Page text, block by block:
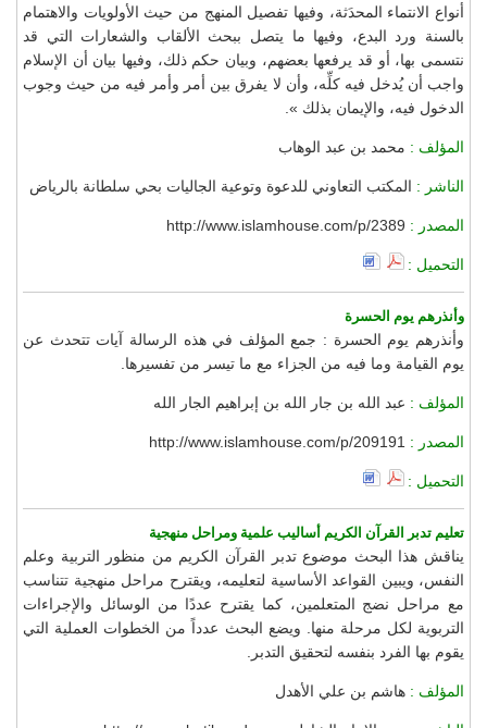
أنواع الانتماء المحدَثة، وفيها تفصيل المنهج من حيث الأولويات والاهتمام
بالسنة ورد البدع، وفيها ما يتصل ببحث الألقاب والشعارات التي قد
نتسمى بها، أو قد يرفعها بعضهم، وبيان حكم ذلك، وفيها بيان أن الإسلام
واجب أن يُدخل فيه كلِّه، وأن لا يفرق بين أمر وأمر فيه من حيث وجوب
الدخول فيه، والإيمان بذلك ».
المؤلف : محمد بن عبد الوهاب
الناشر : المكتب التعاوني للدعوة وتوعية الجاليات بحي سلطانة بالرياض
المصدر : http://www.islamhouse.com/p/2389
التحميل :
وأنذرهم يوم الحسرة
وأنذرهم يوم الحسرة : جمع المؤلف في هذه الرسالة آيات تتحدث عن
يوم القيامة وما فيه من الجزاء مع ما تيسر من تفسيرها.
المؤلف : عبد الله بن جار الله بن إبراهيم الجار الله
المصدر : http://www.islamhouse.com/p/209191
التحميل :
تعليم تدبر القرآن الكريم أساليب علمية ومراحل منهجية
يناقش هذا البحث موضوع تدبر القرآن الكريم من منظور التربية وعلم
النفس، ويبين القواعد الأساسية لتعليمه، ويقترح مراحل منهجية تتناسب
مع مراحل نضج المتعلمين، كما يقترح عددًا من الوسائل والإجراءات
التربوية لكل مرحلة منها. ويضع البحث عدداً من الخطوات العملية التي
يقوم بها الفرد بنفسه لتحقيق التدبر.
المؤلف : هاشم بن علي الأهدل